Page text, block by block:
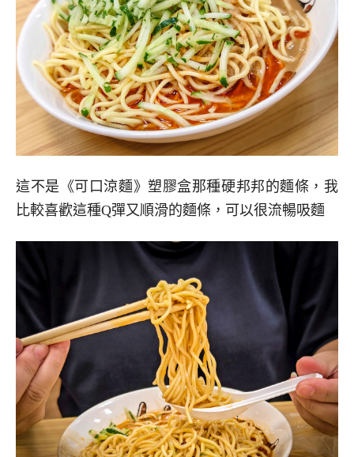
這不是《可口涼麵》塑膠盒那種硬邦邦的麵條，我
比較喜歡這種Q彈又順滑的麵條，可以很流暢吸麵